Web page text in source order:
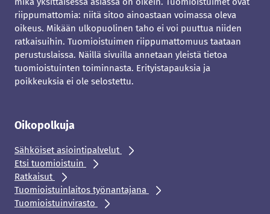
riippumattomia: niitä sitoo ainoastaan voimassa oleva
oikeus. Mikään ulkopuolinen taho ei voi puuttua niiden
ratkaisuihin. Tuomioistuimen riippumattomuus taataan
perustuslaissa. Näillä sivuilla annetaan yleistä tietoa
tuomioistuinten toiminnasta. Erityistapauksia ja
poikkeuksia ei ole selostettu.
Oikopolkuja
Sähköiset asiointipalvelut
Etsi tuomioistuin
Ratkaisut
Tuomioistuinlaitos työnantajana
Tuomioistuinvirasto